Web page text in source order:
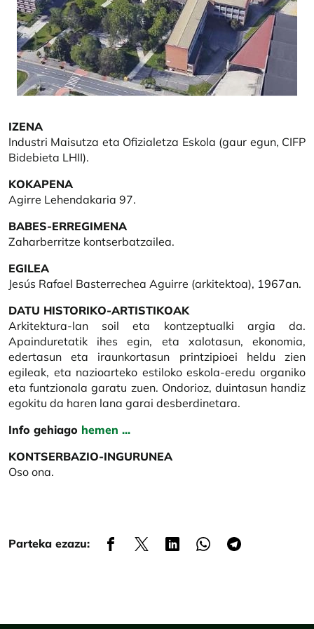
IZENA
Industri Maisutza eta Ofizialetza Eskola (gaur egun, CIFP
Bidebieta LHII).
KOKAPENA
Agirre Lehendakaria 97.
BABES-ERREGIMENA
Zaharberritze kontserbatzailea.
EGILEA
Jesús Rafael Basterrechea Aguirre (arkitektoa), 1967an.
DATU HISTORIKO-ARTISTIKOAK
Arkitektura-lan soil eta kontzeptualki argia da.
Apainduretatik ihes egin, eta xalotasun, ekonomia,
edertasun eta iraunkortasun printzipioei heldu zien
egileak, eta nazioarteko estiloko eskola-eredu organiko
eta funtzionala garatu zuen. Ondorioz, duintasun handiz
egokitu da haren lana garai desberdinetara.
Info gehiago hemen ...
KONTSERBAZIO-INGURUNEA
Oso ona.
Parteka ezazu: